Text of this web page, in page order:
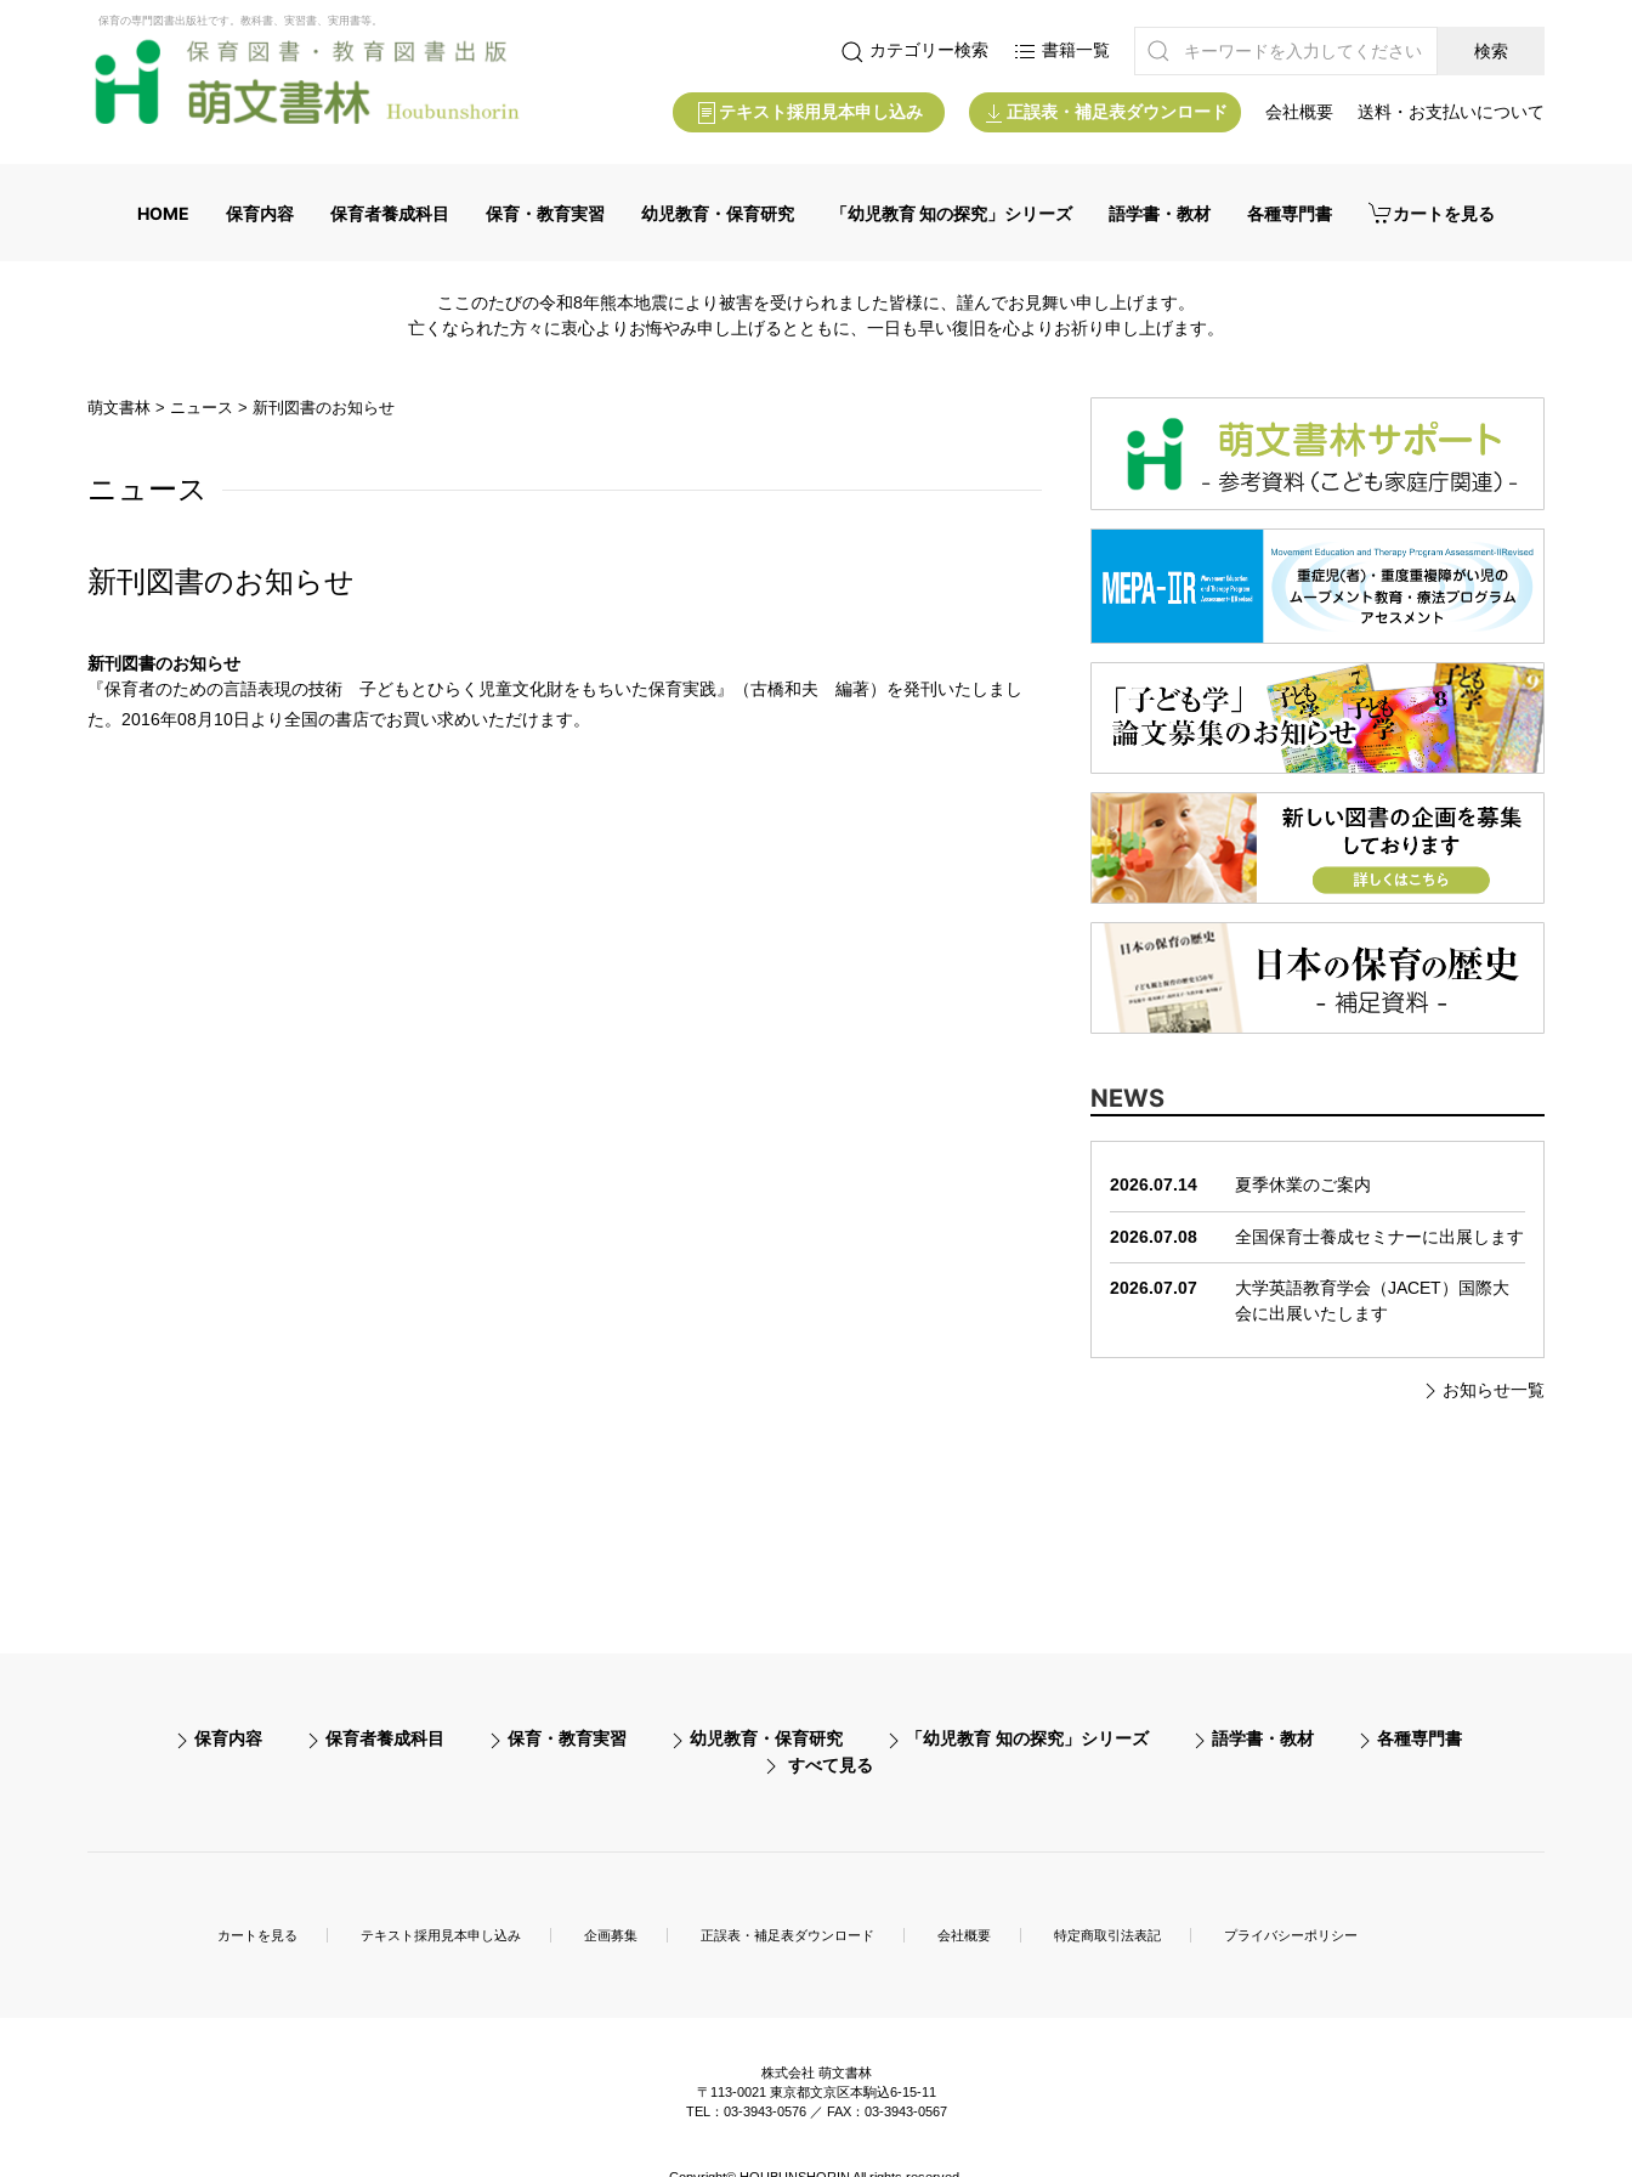
保育の専門図書出版社です。教科書、実習書、実用書等。
カテゴリー検索 書籍一覧
テキスト採用見本申し込み 正誤表・補足表ダウンロード 会社概要 送料・お支払いについて
HOME 保育内容 保育者養成科目 保育・教育実習 幼児教育・保育研究 「幼児教育 知の探究」シリーズ 語学書・教材 各種専門書 カートを見る
ここのたびの令和8年熊本地震により被害を受けられました皆様に、謹んでお見舞い申し上げます。
亡くなられた方々に衷心よりお悔やみ申し上げるとともに、一日も早い復旧を心よりお祈り申し上げます。
萌文書林 > ニュース > 新刊図書のお知らせ
ニュース
新刊図書のお知らせ
新刊図書のお知らせ
『保育者のための言語表現の技術 子どもとひらく児童文化財をもちいた保育実践』（古橋和夫 編著）を発刊いたしまし
た。2016年08月10日より全国の書店でお買い求めいただけます。
NEWS
2026.07.14 夏季休業のご案内
2026.07.08 全国保育士養成セミナーに出展します
2026.07.07
大学英語教育学会（JACET）国際大
会に出展いたします
お知らせ一覧
保育内容 保育者養成科目 保育・教育実習 幼児教育・保育研究 「幼児教育 知の探究」シリーズ 語学書・教材
各種専門書
すべて見る
カートを見る テキスト採用見本申し込み 企画募集 正誤表・補足表ダウンロード 会社概要 特定商取引法表記 プライバシーポリシー
株式会社 萌文書林
〒113-0021 東京都文京区本駒込6-15-11
TEL：03-3943-0576 ／ FAX：03-3943-0567